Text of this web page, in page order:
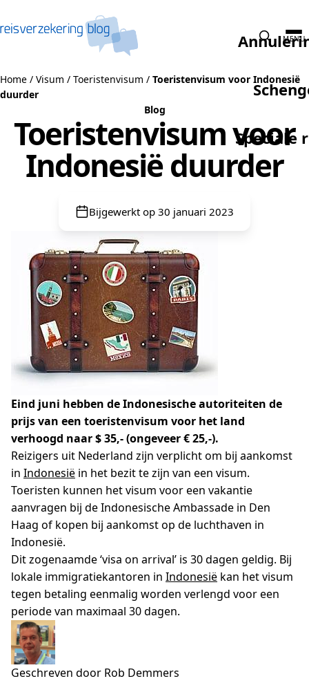
Speciale
MENU
Home / Visum / Toeristenvisum / Toeristenvisum voor Indonesië
duurder
Blog
Toeristenvisum voor
Indonesië duurder
Bijgewerkt op 30 januari 2023
Eind juni hebben de Indonesische autoriteiten de
prijs van een toeristenvisum voor het land
verhoogd naar $ 35,- (ongeveer € 25,-).
Reizigers uit Nederland zijn verplicht om bij aankomst
in Indonesië in het bezit te zijn van een visum.
Toeristen kunnen het visum voor een vakantie
aanvragen bij de Indonesische Ambassade in Den
Haag of kopen bij aankomst op de luchthaven in
Indonesië.
Dit zogenaamde ‘visa on arrival’ is 30 dagen geldig. Bij
lokale immigratiekantoren in Indonesië kan het visum
tegen betaling eenmalig worden verlengd voor een
periode van maximaal 30 dagen.
Geschreven door Rob Demmers